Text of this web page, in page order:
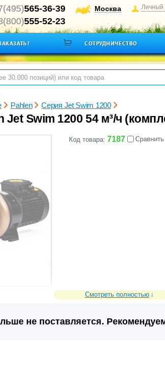
565-36-39
555-52-23
Москва Личный
СОТРУДНИЧЕСТВО
Pahlen Серия Jet Swim 1200
Jet Swim 1200 54 м³/ч
Код товара: 7187 Сравнить
Смотреть полностью
не поставляется.